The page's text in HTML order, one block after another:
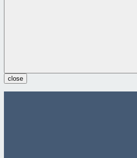
close